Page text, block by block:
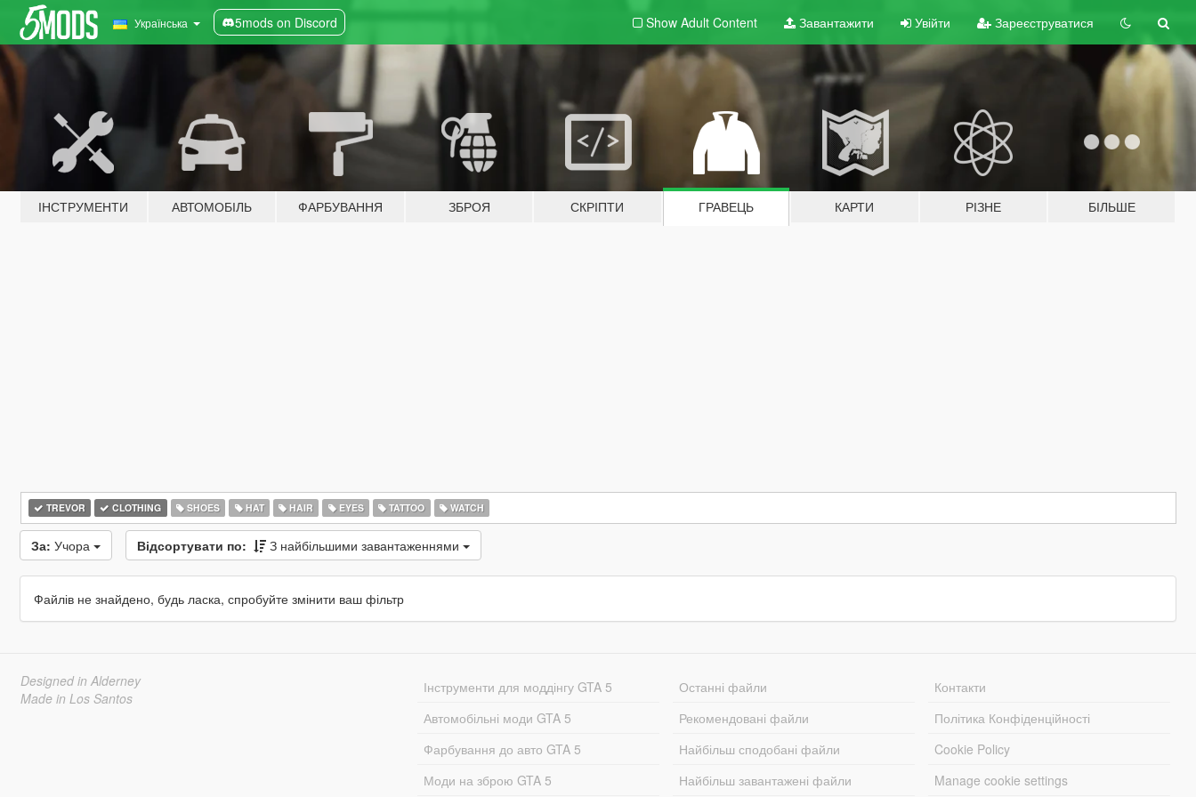
Українська 5mods on Discord Show Adult Content Завантажити Увійти Зареєструватися
ІНСТРУМЕНТИ АВТОМОБІЛЬ ФАРБУВАННЯ ЗБРОЯ СКРІПТИ ГРАВЕЦЬ КАРТИ РІЗНЕ БІЛЬШЕ
TREVOR CLOTHING SHOES HAT HAIR EYES TATTOO WATCH
За: Учора Відсортувати по: З найбільшими завантаженнями
Файлів не знайдено, будь ласка, спробуйте змінити ваш фільтр
Designed in Alderney
Made in Los Santos
Інструменти для моддінгу GTA 5
Автомобільні моди GTA 5
Фарбування до авто GTA 5
Моди на зброю GTA 5
Останні файли
Рекомендовані файли
Найбільш сподобані файли
Найбільш завантажені файли
Контакти
Політика Конфіденційності
Cookie Policy
Manage cookie settings